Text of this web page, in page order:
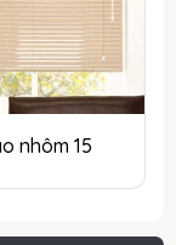
nhôm 15